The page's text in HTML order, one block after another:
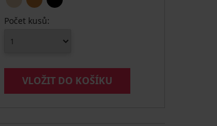
Počet kusů:
VLOŽIT DO KOŠÍKU